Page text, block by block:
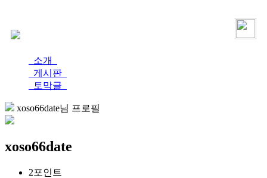
소개
게시판
토막글
xoso66date님 프로필
xoso66date
2포인트